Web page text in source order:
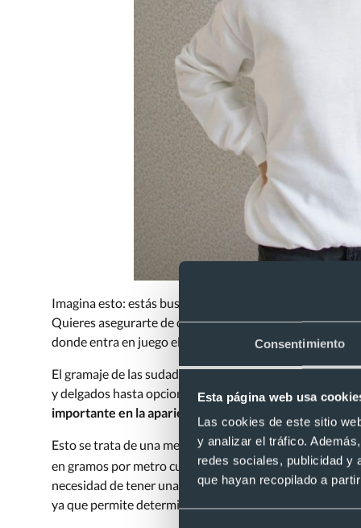
Consentimiento
Esta página web usa
Las cookies de este sitio
y analizar el tráfico.
redes sociales, publicidad y
que hayan recopilado a
Imagina esto: estás buscando sudaderas para tu
Quieres asegurarte de que tus sudaderas no solo sean
donde entra en juego el gramaje.
El gramaje de las sudaderas publicitarias es el peso
y delgados hasta opciones más pesadas y densas. Como
importante en la apariencia y calidad final de tus
Esto se trata de una medida que se utiliza para conocer
en gramos por metro cuadrado (g/ m2) del tejido
necesidad de tener una medida estándar para evaluar
ya que permite determinar la resistencia y densidad de